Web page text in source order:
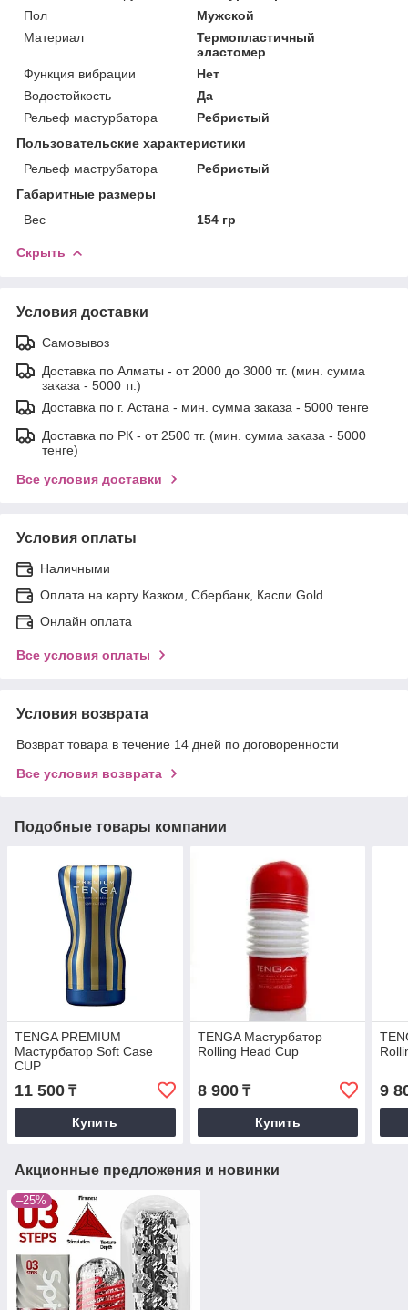
Пол
Мужской
Материал
Термопластичный
эластомер
Функция вибрации
Нет
Водостойкость
Да
Рельеф мастурбатора
Ребристый
Пользовательские характеристики
Рельеф маструбатора
Ребристый
Габаритные размеры
Вес
154 гр
Скрыть
Условия доставки
Самовывоз
Доставка по Алматы - от 2000 до 3000 тг. (мин. сумма
заказа - 5000 тг.)
Доставка по г. Астана - мин. сумма заказа - 5000 тенге
Доставка по РК - от 2500 тг. (мин. сумма заказа - 5000
тенге)
Все условия доставки
Условия оплаты
Наличными
Оплата на карту Казком, Сбербанк, Каспи Gold
Онлайн оплата
Все условия оплаты
Условия возврата
Возврат товара в течение 14 дней по договоренности
Все условия возврата
Подобные товары компании
TENGA PREMIUM
Мастурбатор Soft Case
CUP
11 500 ₸
Купить
TENGA Мастурбатор
Rolling Head Cup
8 900₸
Купить
9
Акционные предложения и новинки
–25%